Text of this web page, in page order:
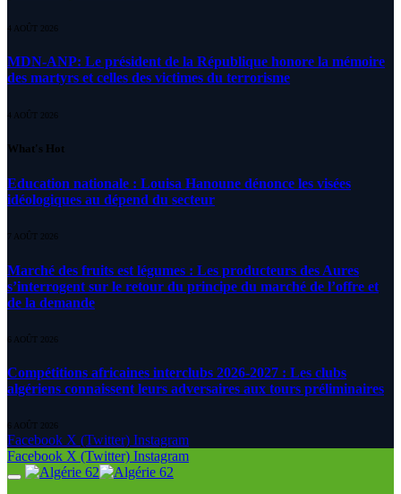
4 AOÛT 2026
MDN-ANP: Le président de la République honore la mémoire
des martyrs et celles des victimes du terrorisme
4 AOÛT 2026
What's Hot
Education nationale : Louisa Hanoune dénonce les visées
idéologiques au dépend du secteur
7 AOÛT 2026
Marché des fruits est légumes : Les producteurs des Aures
s’interrogent sur le retour du principe du marché de l’offre et
de la demande
6 AOÛT 2026
Compétitions africaines interclubs 2026-2027 : Les clubs
algériens connaissent leurs adversaires aux tours préliminaires
6 AOÛT 2026
Facebook X (Twitter) Instagram
Facebook X (Twitter) Instagram